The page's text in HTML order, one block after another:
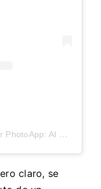
Una publicación compartida por PhotoApp: AI Photo Enhancer (@photoappai)
claro, se